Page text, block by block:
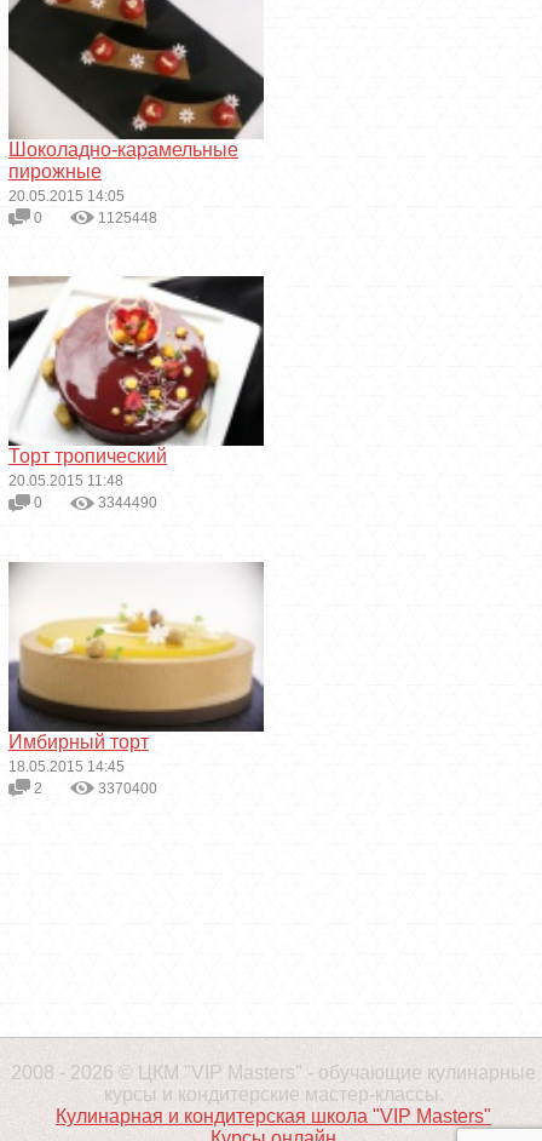
Шоколадно-карамельные
пирожные
20.05.2015 14:05
0
1125448
Торт тропический
20.05.2015 11:48
0
3344490
Имбирный торт
18.05.2015 14:45
2
3370400
2008 - 2026 © ЦКМ "VIP Masters" - обучающие кулинарные
курсы и кондитерские мастер-классы.
Кулинарная и кондитерская школа "VIP Masters"